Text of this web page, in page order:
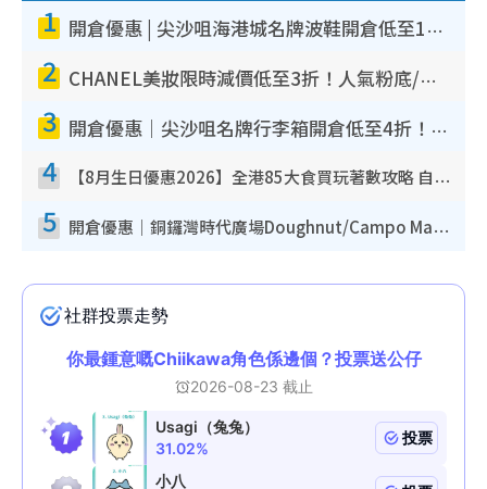
1 開倉優惠 | 尖沙咀海港城名牌波鞋開倉低至1折！On鞋$899起／Joy&Peace鞋履$98起
2 CHANEL美妝限時減價低至3折！人氣粉底/唇膏/精華液低至$275！COCO香水都有平
3 開倉優惠｜尖沙咀名牌行李箱開倉低至4折！一連5日 American Tourister/ace./Hallmark $200起！
4 【8月生日優惠2026】全港85大食買玩著數攻略 自助餐/火鍋放題同行免費＋誠品/DONKI送現金券
5 開倉優惠｜銅鑼灣時代廣場Doughnut/Campo Marzio開倉低至1折！背囊、書包、手袋劈價$200起